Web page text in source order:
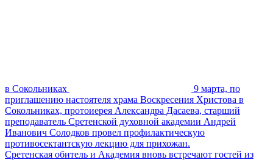
в Сокольниках
9 марта, по
приглашению настоятеля храма Воскресения Христова в
Сокольниках, протоиерея Александра Дасаева, старший
преподаватель Сретенской духовной академии Андрей
Иванович Солодков провел профилактическую
противосектантскую лекцию для прихожан.
Сретенская обитель и Академия вновь встречают гостей из